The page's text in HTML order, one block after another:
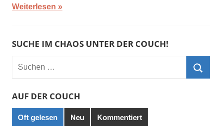
Weiterlesen
SUCHE IM CHAOS UNTER DER COUCH!
Suchen
AUF DER COUCH
Oft gelesen Neu Kommentiert